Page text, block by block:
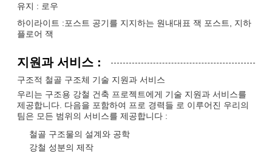
유지 : 로우
하이라이트 :포스트 공기를 지지하는 원내대표 잭 포스트, 지하
플로어 잭
지원과 서비스 :
구조적 철골 구조체 기술 지원과 서비스
우리는 구조용 강철 건축 프로젝트에게 기술 지원과 서비스를
제공합니다. 다음을 포함하여 프로 경력들 로 이루어진 우리의
팀은 모든 범위의 서비스를 제공합니다 :
철골 구조물의 설계와 공학
강철 성분의 제작